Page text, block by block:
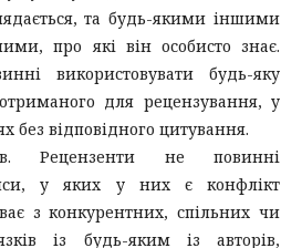
та будь-якими іншими
про які він особисто знає.
використовувати будь-яку
для рецензування, у
без відповідного цитування.
Рецензенти не повинні
у яких у них є конфлікт
з конкурентних, спільних чи
із будь-яким із авторів,